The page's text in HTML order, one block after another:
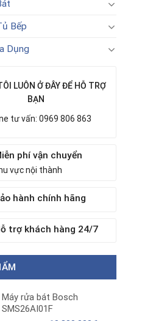
Bếp
Dụng
LUÔN Ở ĐÂY ĐỂ HỖ TRỢ
BẠN
tư vấn: 0969 806 863
phí vận chuyển
vực nội thành
hành chính hãng
trợ khách hàng 24/7
Máy rửa bát Bosch
SMS26AI01F